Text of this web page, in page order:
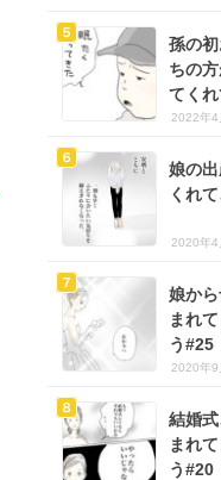
孫の
ちの
てく
2022年4
娘の
くれ
2020年4
娘か
まれ
う#25
2020年9
結婚
まれ
う#20